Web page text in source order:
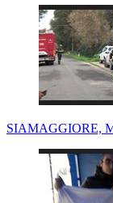
SIAMAGGIORE,